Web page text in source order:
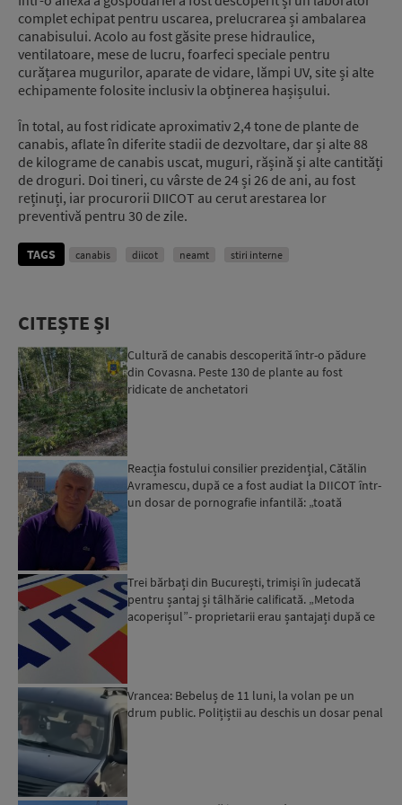
complet echipat pentru uscarea, prelucrarea și ambalarea
canabisului. Acolo au fost găsite prese hidraulice,
ventilatoare, mese de lucru, foarfeci speciale pentru
curățarea mugurilor, aparate de vidare, lămpi UV, site și alte
echipamente folosite inclusiv la obținerea hașișului.
În total, au fost ridicate aproximativ 2,4 tone de plante de
canabis, aflate în diferite stadii de dezvoltare, dar și alte 88
de kilograme de canabis uscat, muguri, rășină și alte cantități
de droguri. Doi tineri, cu vârste de 24 și 26 de ani, au fost
reținuți, iar procurorii DIICOT au cerut arestarea lor
preventivă pentru 30 de zile.
TAGS canabis diicot neamt stiri interne
CITEȘTE ȘI
Cultură de canabis descoperită într-o pădure
din Covasna. Peste 130 de plante au fost
ridicate de anchetatori
Reacția fostului consilier prezidențial, Cătălin
Avramescu, după ce a fost audiat la DIICOT într-
un dosar de pornografie infantilă: „toată
Trei bărbați din București, trimiși în judecată
pentru șantaj și tâlhărie calificată. „Metoda
acoperișul”- proprietarii erau șantajați după ce
Vrancea: Bebeluș de 11 luni, la volan pe un
drum public. Polițiștii au deschis un dosar penal